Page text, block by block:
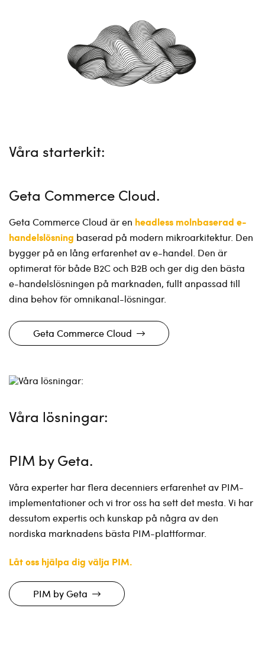
Våra starterkit:
Geta Commerce Cloud
Geta Commerce Cloud är en headless molnbaserad e-
handelslösning baserad på modern mikroarkitektur. Den
bygger på en lång erfarenhet av e-handel. Den är
optimerat för både B2C och B2B och ger dig den bästa
e-handelslösningen på marknaden, fullt anpassad till
dina behov för omnikanal-lösningar.
Geta Commerce Cloud
Våra lösningar:
PIM by Geta
Våra experter har flera decenniers erfarenhet av PIM-
implementationer och vi tror oss ha sett det mesta. Vi har
dessutom expertis och kunskap på några av den
nordiska marknadens bästa PIM-plattformar.
Låt oss hjälpa dig välja PIM.
PIM by Geta